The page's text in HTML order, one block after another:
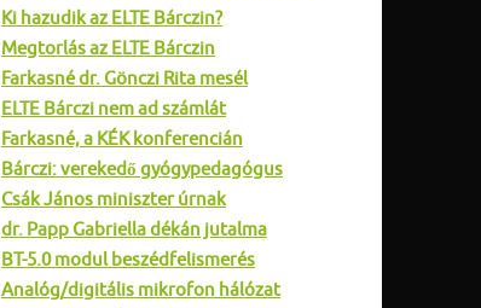
Ki hazudik az ELTE Bárczin?
Megtorlás az ELTE Bárczin
Farkasné dr. Gönczi Rita mesél
ELTE Bárczi nem ad számlát
Farkasné, a KÉK konferencián
Bárczi: verekedő gyógypedagógus
Csák János miniszter úrnak
dr. Papp Gabriella dékán jutalma
BT-5.0 modul beszédfelismerés
Analóg/digitális mikrofon hálózat